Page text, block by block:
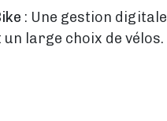
: Une gestion digitale
un large choix de vélos.